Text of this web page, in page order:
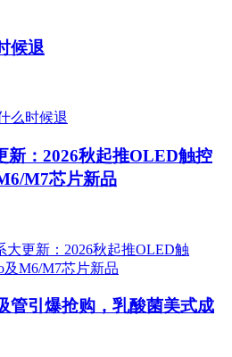
候退
新：2026秋起推OLED触控
M7芯片新品
管引爆抢购，乳酸菌美式成